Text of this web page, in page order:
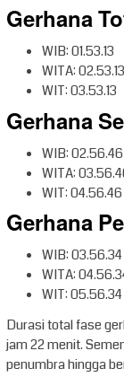
Gerhana
WIB: 01.53.13
WITA: 02.53.13
WIT: 03.53.13
Gerhana
WIB: 02.56.46
WITA:
WIT: 04.56.46
Gerhana
WIB: 03.56.34
WITA:
WIT: 05.56.34
Durasi total fase
jam 22 menit.
penumbra hingga